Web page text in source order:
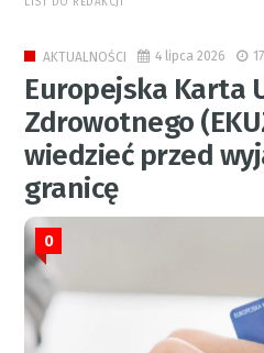
AKTUALNOŚCI 4 lipca 2026
Europejska Karta
Zdrowotnego
wiedzieć przed
granicę
0